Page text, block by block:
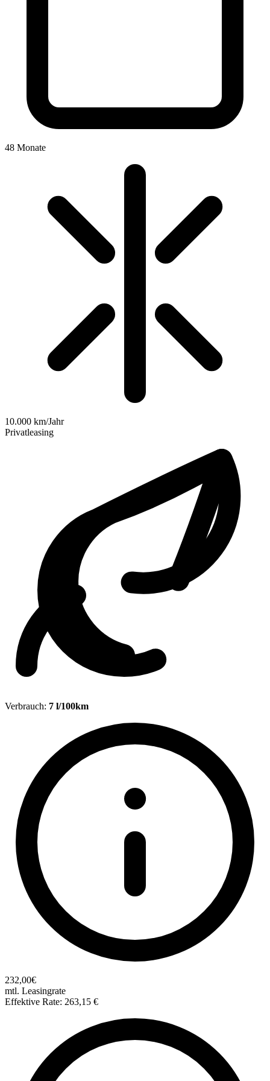
48 Monate
10.000 km/Jahr
Privatleasing
Verbrauch: 7 l/100km
232,00€
mtl. Leasingrate
Effektive Rate: 263,15 €